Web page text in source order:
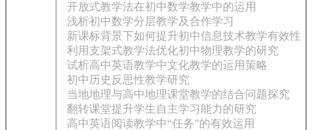
开放式教学法在初中数学教学中的运用
浅析初中数学分层教学及合作学习
新课标背景下如何提升初中信息技术教学有效性
利用支架式教学法优化初中物理教学的研究
试析高中英语教学中文化教学的运用策略
初中历史反思性教学研究
当地地理与高中地理课堂教学的结合问题探究
翻转课堂提升学生自主学习能力的研究
高中英语阅读教学中“任务”的有效运用